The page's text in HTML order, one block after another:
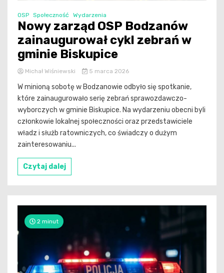
OSP Społeczność Wydarzenia
Nowy zarząd OSP Bodzanów
zainaugurował cykl zebrań w
gminie Biskupice
Michał Wiśniewski 5 marca 2026
W minioną sobotę w Bodzanowie odbyło się spotkanie,
które zainaugurowało serię zebrań sprawozdawczo-
wyborczych w gminie Biskupice. Na wydarzeniu obecni byli
członkowie lokalnej społeczności oraz przedstawiciele
władz i służb ratowniczych, co świadczy o dużym
zainteresowaniu...
Czytaj dalej
2 minut